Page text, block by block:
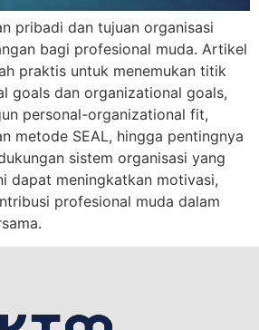
pribadi dan tujuan organisasi
bagi profesional muda. Artikel
praktis untuk menemukan titik
goals dan organizational goals,
personal-organizational fit,
metode SEAL, hingga pentingnya
sistem organisasi yang
dapat meningkatkan motivasi,
profesional muda dalam